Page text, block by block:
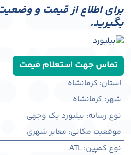
برای اطلاع از قیمت و
بگیرید.
تماس جهت استعلام قیمت
استان: کرمانشاه
شهر: كرمانشاه
نوع رسانه: بیلبورد یک وجهی
موقعیت مکانی: معابر شهری
نوع کمپین:
ATL